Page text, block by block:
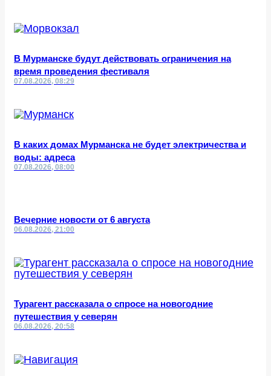
В Мурманске будут действовать ограничения на
время проведения фестиваля
07.08.2026, 08:29
В каких домах Мурманска не будет электричества и
воды: адреса
07.08.2026, 08:00
Вечерние новости от 6 августа
06.08.2026, 21:00
Турагент рассказала о спросе на новогодние
путешествия у северян
06.08.2026, 20:58